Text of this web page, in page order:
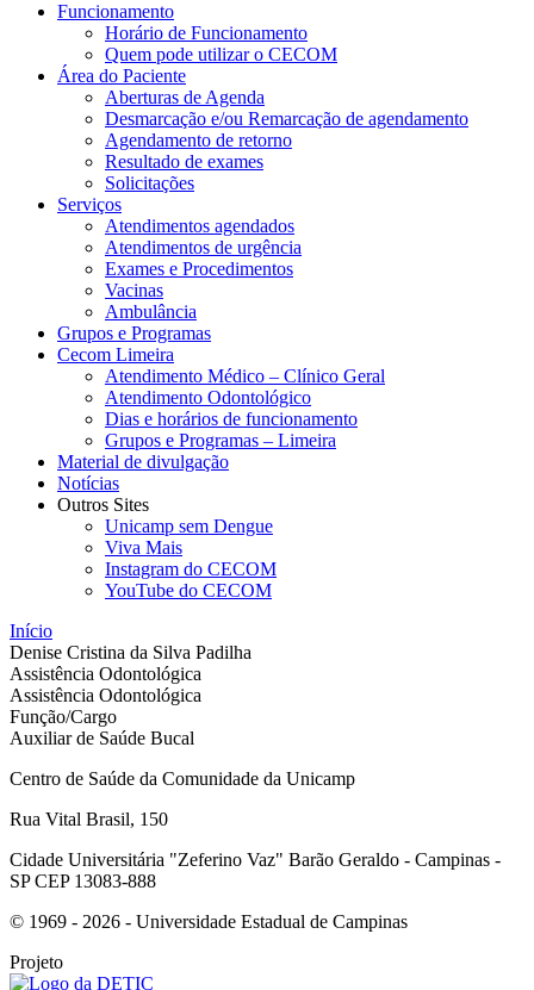
Funcionamento
Horário de Funcionamento
Quem pode utilizar o CECOM
Área do Paciente
Aberturas de Agenda
Desmarcação e/ou Remarcação de agendamento
Agendamento de retorno
Resultado de exames
Solicitações
Serviços
Atendimentos agendados
Atendimentos de urgência
Exames e Procedimentos
Vacinas
Ambulância
Grupos e Programas
Cecom Limeira
Atendimento Médico – Clínico Geral
Atendimento Odontológico
Dias e horários de funcionamento
Grupos e Programas – Limeira
Material de divulgação
Notícias
Outros Sites
Unicamp sem Dengue
Viva Mais
Instagram do CECOM
YouTube do CECOM
Início
Denise Cristina da Silva Padilha
Assistência Odontológica
Assistência Odontológica
Função/Cargo
Auxiliar de Saúde Bucal
Centro de Saúde da Comunidade da Unicamp
Rua Vital Brasil, 150
Cidade Universitária "Zeferino Vaz" Barão Geraldo - Campinas -
SP CEP 13083-888
© 1969 - 2026 - Universidade Estadual de Campinas
Projeto